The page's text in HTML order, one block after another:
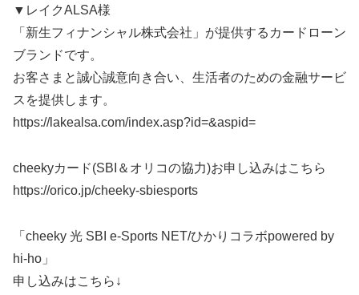
▼レイクALSA様
「新生フィナンシャル株式会社」が提供するカードローン
ブランドです。
お客さまと誠心誠意向き合い、生活者のための金融サービ
スを提供します。
https://lakealsa.com/index.asp?id=&aspid=
cheekyカード(SBI＆オリコの協力)お申し込みはこちら
https://orico.jp/cheeky-sbiesports
「cheeky 光 SBI e-Sports NET/ひかりコラボpowered by
hi-ho」
申し込みはこちら↓